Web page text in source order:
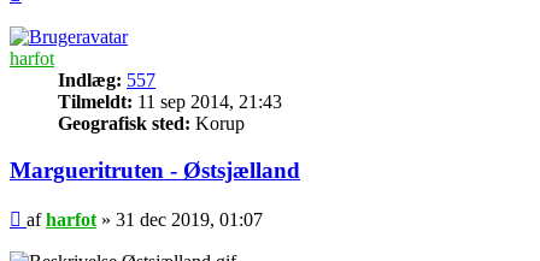
harfot
Indlæg: 557
Tilmeldt: 11 sep 2014, 21:43
Geografisk sted: Korup
Margueritruten - Østsjælland
Indlæg
afharfot » 31 dec 2019, 01:07